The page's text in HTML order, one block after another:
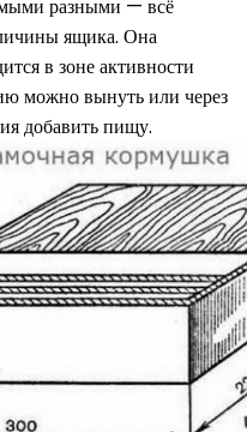
разными — всё
ящика. Она
в зоне активности
можно вынуть или через
добавить пищу.